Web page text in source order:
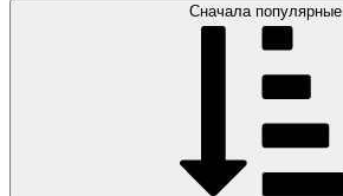
Сначала популярные